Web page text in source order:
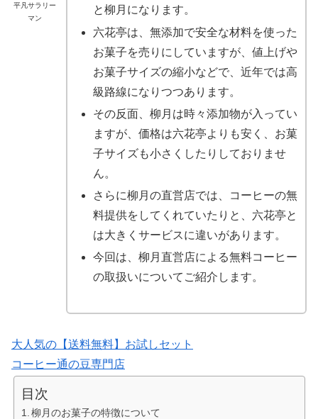
平凡サラリー
マン
と柳月になります。
六花亭は、無添加で安全な材料を使った
お菓子を売りにしていますが、値上げや
お菓子サイズの縮小などで、近年では高
級路線になりつつあります。
その反面、柳月は時々添加物が入ってい
ますが、価格は六花亭よりも安く、お菓
子サイズも小さくしたりしておりませ
ん。
さらに柳月の直営店では、コーヒーの無
料提供をしてくれていたりと、六花亭と
は大きくサービスに違いがあります。
今回は、柳月直営店による無料コーヒー
の取扱いについてご紹介します。
大人気の【送料無料】お試しセット
コーヒー通の豆専門店
目次
柳月のお菓子の特徴について